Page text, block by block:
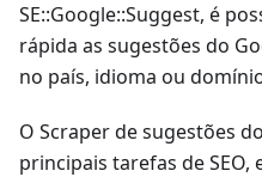
SE::Google::Suggest, é
rápida as sugestões do
no país, idioma ou
O Scraper de sugestões
principais tarefas de